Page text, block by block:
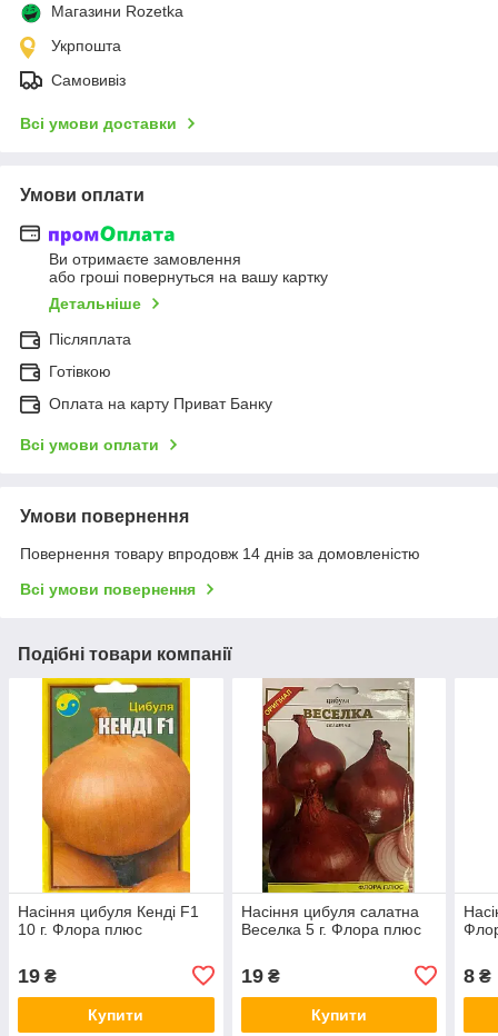
Магазини Rozetka
Укрпошта
Самовивіз
Всі умови доставки
Умови оплати
Ви отримаєте замовлення
або гроші повернуться на вашу картку
Детальніше
Післяплата
Готівкою
Оплата на карту Приват Банку
Всі умови оплати
Умови повернення
Повернення товару впродовж 14 днів за домовленістю
Всі умови повернення
Подібні товари компанії
Насіння цибуля Кенді F1
10 г. Флора плюс
19 ₴
Купити
Насіння цибуля салатна
Веселка 5 г. Флора плюс
19₴
Купити
8 ₴